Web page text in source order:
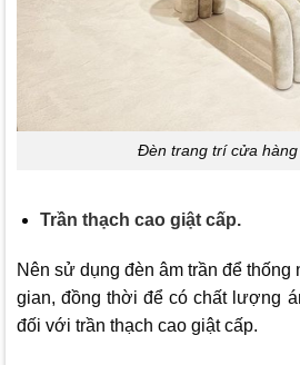
Đèn trang trí cửa
Trần thạch cao giật cấp.
Nên sử dụng đèn âm trần để thống
gian, đồng thời để có chất lượng
đối với trần thạch cao giật cấp.